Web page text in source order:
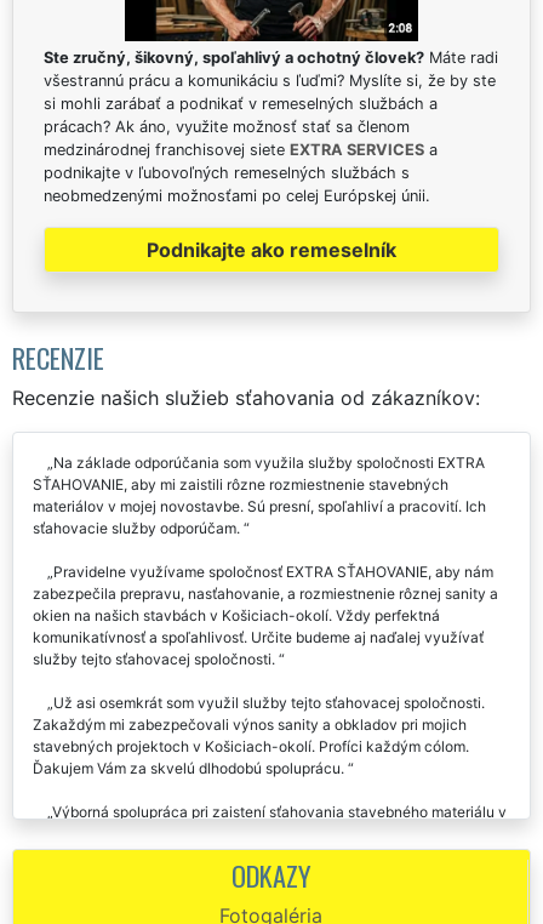
Ste zručný, šikovný, spoľahlivý a ochotný človek? Máte radi
všestrannú prácu a komunikáciu s ľuďmi? Myslíte si, že by ste
si mohli zarábať a podnikať v remeselných službách a
prácach? Ak áno, využite možnosť stať sa členom
medzinárodnej franchisovej siete EXTRA SERVICES a
podnikajte v ľubovoľných remeselných službách s
neobmedzenými možnosťami po celej Európskej únii.
Podnikajte ako remeselník
RECENZIE
Recenzie našich služieb sťahovania od zákazníkov:
Na základe odporúčania som využila služby spoločnosti EXTRA
SŤAHOVANIE, aby mi zaistili rôzne rozmiestnenie stavebných
materiálov v mojej novostavbe. Sú presní, spoľahliví a pracovití. Ich
sťahovacie služby odporúčam.
Pravidelne využívame spoločnosť EXTRA SŤAHOVANIE, aby nám
zabezpečila prepravu, nasťahovanie, a rozmiestnenie rôznej sanity a
okien na našich stavbách v Košiciach-okolí. Vždy perfektná
komunikatívnosť a spoľahlivosť. Určite budeme aj naďalej využívať
služby tejto sťahovacej spoločnosti.
Už asi osemkrát som využil služby tejto sťahovacej spoločnosti.
Zakaždým mi zabezpečovali výnos sanity a obkladov pri mojich
stavebných projektoch v Košiciach-okolí. Profíci každým cólom.
Ďakujem Vám za skvelú dlhodobú spoluprácu.
Výborná spolupráca pri zaistení sťahovania stavebného materiálu v
Odporúčam.
ODKAZY
Fotogaléria